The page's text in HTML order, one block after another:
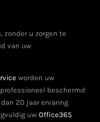
zonder u zorgen te
van uw
worden uw
beschermd
20 jaar ervaring
uw Office365